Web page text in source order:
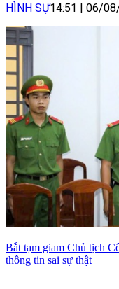
HÌNH SỰ14:51 | 06/
Bắt tạm giam Chủ tịch
thông tin sai sự thật